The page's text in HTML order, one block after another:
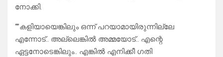
നോക്കി.
“”കളിയായെങ്കിലും ഒന്ന് പറയാമായിരുന്നില്ലേ
എന്നോട്.. അല്ലെങ്കിൽ അമ്മയോട്.. എന്റെ
ഏട്ടനോടെങ്കിലും.. എങ്കിൽ എനിക്കീ ഗതി